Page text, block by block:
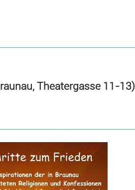
Theatergasse 11-13)